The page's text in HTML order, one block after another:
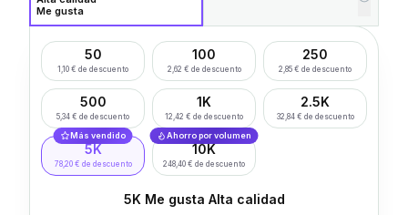
Me gusta
50
1,10 € de descuento
100
2,62 € de descuento
250
2,85 € de descuento
500
5,34 € de descuento
1K
12,42 € de descuento
2.5K
32,84 € de descuento
Más vendido
5K
78,20 € de descuento
Ahorro por volumen
10K
248,40 € de descuento
5K Me gusta Alta calidad